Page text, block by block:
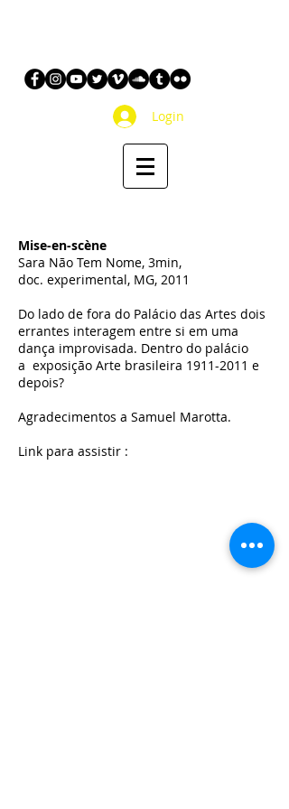
Login
Mise-en-scène
Sara Não Tem Nome, 3min,
doc. experimental, MG, 2011
Do lado de fora do Palácio das Artes dois
errantes interagem entre si em uma
dança improvisada. Dentro do palácio
a exposição ​Arte brasileira 1911-2011 e
depois?
Agradecimentos a Samuel Marotta.
Link para assistir :